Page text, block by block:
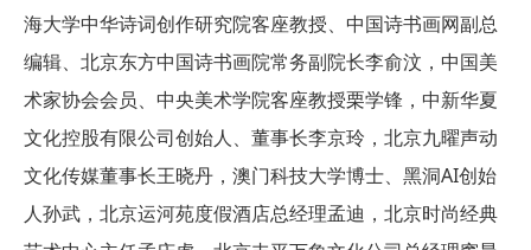
海大学中华诗词创作研究院客座教授、中国诗书画网副总
编辑、北京东方中国诗书画院常务副院长李俞汶，中国美
术家协会会员、中央美术学院客座教授栗学锋，中新华夏
文化控股有限公司创始人、董事长李京玲，北京九曜声动
文化传媒董事长王晓丹，澳门科技大学博士、黑洞AI创始
人孙武，北京运河苑度假酒店总经理孟迪，北京时尚经典